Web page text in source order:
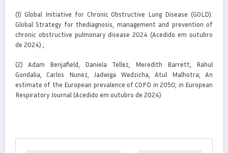
(1) Global Initiative for Chronic Obstructive Lung Disease (GOLD).
Global Strategy for thediagnosis, management and prevention of
chronic obstructive pulmonary disease 2024 (Acedido em outubro
de 2024) ;
(2) Adam Benjafield, Daniela Tellez, Meredith Barrett, Rahul
Gondalia, Carlos Nunez, Jadwiga Wedzicha, Atul Malhotra; An
estimate of the European prevalence of COPD in 2050; in European
Respiratory Journal (Acedido em outubro de 2024)